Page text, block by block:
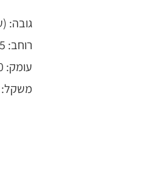
גובה:
רוחב: 415 מ"מ
עומק: 190 מ"מ
משקל: 6.5 ק"ג